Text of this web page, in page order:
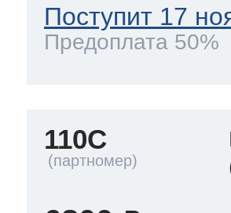
Поступит 17
Предоплата 50%
110C